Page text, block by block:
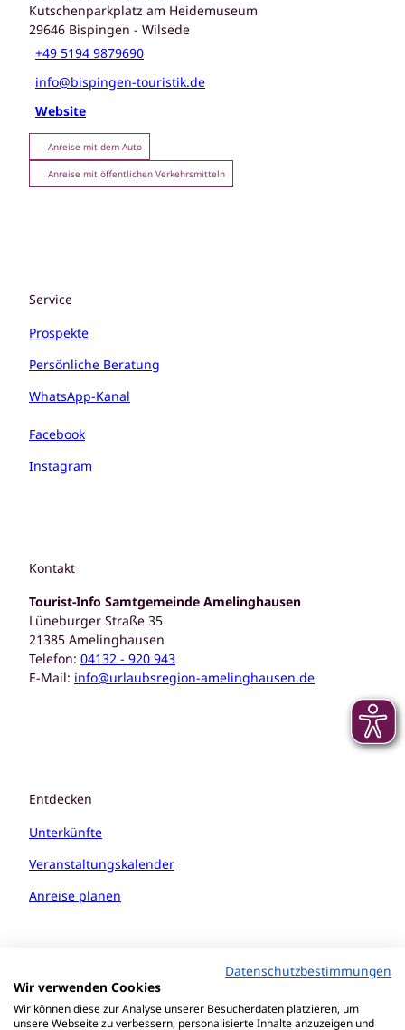
Kutschenparkplatz am Heidemuseum
29646 Bispingen - Wilsede
+49 5194 9879690
info@bispingen-touristik.de
Website
Anreise mit dem Auto
Anreise mit öffentlichen Verkehrsmitteln
Service
Prospekte
Persönliche Beratung
WhatsApp-Kanal
Facebook
Instagram
Kontakt
Tourist-Info Samtgemeinde Amelinghausen
Lüneburger Straße 35
21385 Amelinghausen
Telefon: 04132 - 920 943
E-Mail: info@urlaubsregion-amelinghausen.de
Entdecken
Unterkünfte
Veranstaltungskalender
Anreise planen
Datenschutzbestimmungen
Wir verwenden Cookies
Wir können diese zur Analyse unserer Besucherdaten platzieren, um
unsere Webseite zu verbessern, personalisierte Inhalte anzuzeigen und